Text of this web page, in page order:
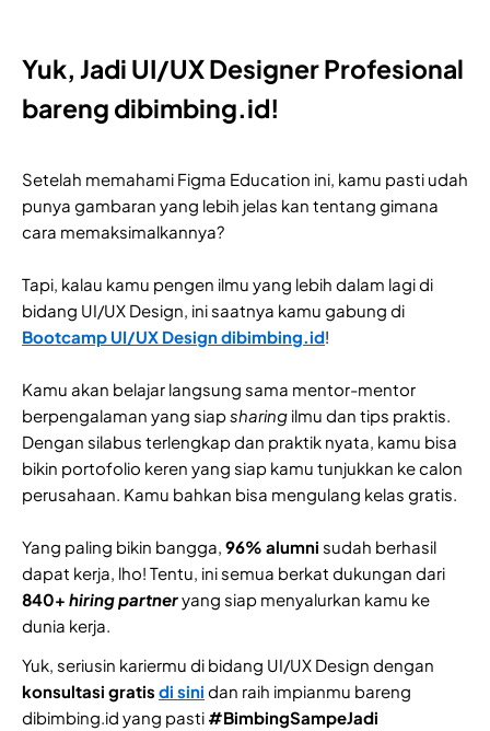
Yuk, Jadi UI/UX Designer Profesional
bareng dibimbing.id!
Setelah memahami Figma Education ini, kamu pasti udah
punya gambaran yang lebih jelas kan tentang gimana
cara memaksimalkannya?
Tapi, kalau kamu pengen ilmu yang lebih dalam lagi di
bidang UI/UX Design, ini saatnya kamu gabung di
Bootcamp UI/UX Designdibimbing.id!
Kamu akan belajar langsung sama mentor-mentor
berpengalaman yang siapsharing ilmu dan tips praktis.
Dengan silabus terlengkap dan praktik nyata, kamu bisa
bikin portofolio keren yang siap kamu tunjukkan ke calon
perusahaan. Kamu bahkan bisa mengulang kelas gratis.
Yang paling bikin bangga, 96% alumni sudah berhasil
dapat kerja, lho! Tentu, ini semua berkat dukungan dari
840+ hiring partneryang siap menyalurkan kamu ke
dunia kerja.
Yuk, seriusin kariermu di bidang UI/UX Design dengan
konsultasi gratis di sini dan raih impianmu bareng
dibimbing.id yang pasti #BimbingSampeJadi